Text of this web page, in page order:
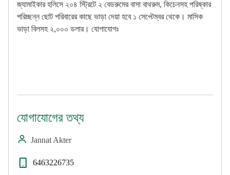
জ্যামাইকার হলিসে ২০৪ স্ট্রিটে ২ বেডরুমের বাসা বাথরুম, কিচেনসহ পরিষ্কার
পরিচ্ছন্ন ছোট পরিবারের কাছে ভাড়া দেয়া হবে ১ সেপ্টেম্বর থেকে। মাসিক
ভাড়া বিলসহ ২,০০০ ডলার। যোগাযোগঃ
যোগাযোগের তথ্য
Jannat Akter
6463226735